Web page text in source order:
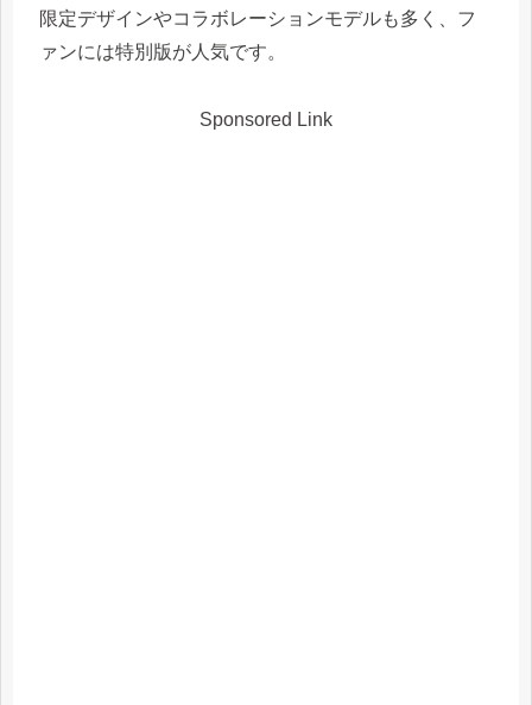
限定デザインやコラボレーションモデルも多く、フ
ァンには特別版が人気です。
Sponsored Link